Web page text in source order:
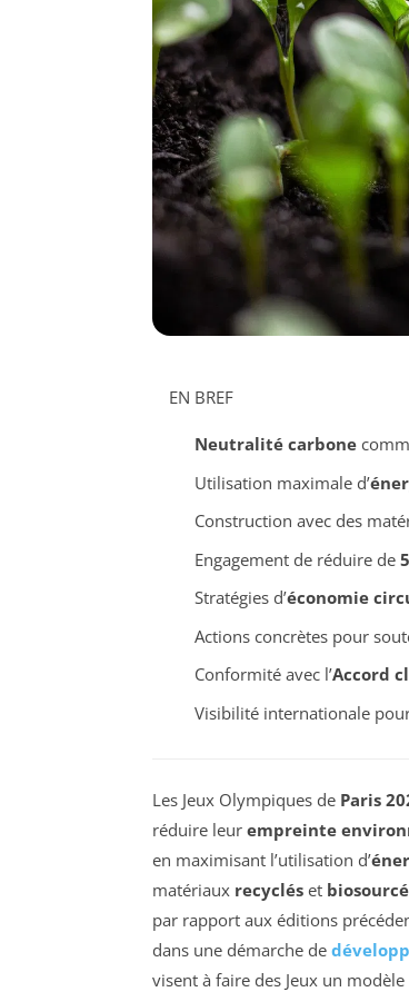
EN BREF
Neutralité carbone
Utilisation maximale d’
Construction avec des
Engagement de réduire de
Stratégies d’économie
Actions concrètes pour
Conformité avec l’Accord
Visibilité internationale
Les Jeux Olympiques de Paris
réduire leur empreinte
en maximisant l’utilisation d’
matériaux recyclés et
par rapport aux éditions
dans une démarche de
visent à faire des Jeux un modèle